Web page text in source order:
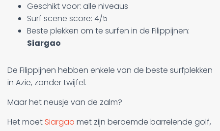
Geschikt voor: alle niveaus
Surf scene score: 4/5
Beste plekken om te surfen in de Filippijnen:
Siargao
De Filippijnen hebben enkele van de beste surfplekken
in Azië, zonder twijfel.
Maar het neusje van de zalm?
Het moet Siargao met zijn beroemde barrelende golf,